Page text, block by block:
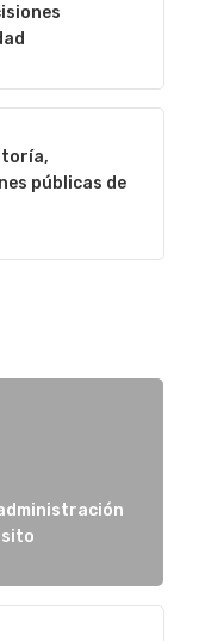
públicas de